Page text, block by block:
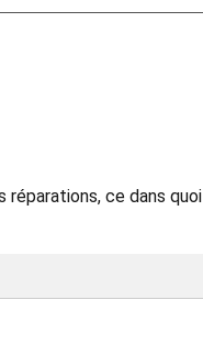
réparations, ce dans quoi